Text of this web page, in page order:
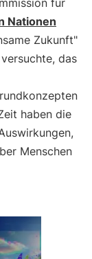
für
Nationen
Zukunft"
das
haben die
Menschen